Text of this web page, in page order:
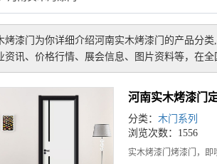
漆门 为你详细介绍河南实木烤漆门 的产品分类
资讯、价格行情、展会信息、图片资料等，在
河南实木烤漆门
分类： 木门系列
浏览次数：1556
实木烤漆门烤漆门，